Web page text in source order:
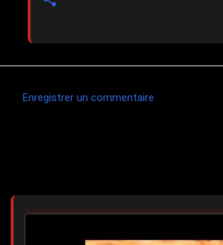
e
n
Enregistrer un commentaire